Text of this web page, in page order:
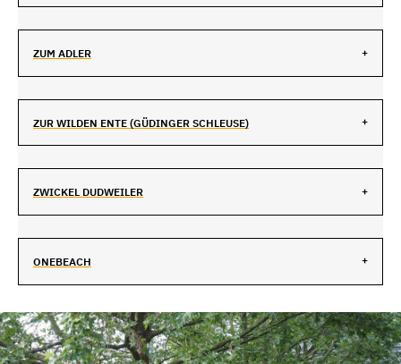
ZUM ADLER
ZUR WILDEN ENTE (GÜDINGER SCHLEUSE)
ZWICKEL DUDWEILER
ONEBEACH